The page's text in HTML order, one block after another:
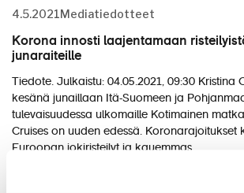
4.5.2021Mediatiedotteet
Korona innosti laajentamaan
junaraiteille
Tiedote. Julkaistu: 04.05.2021, 09:30 Kristina
kesänä junaillaan Itä-Suomeen ja
tulevaisuudessa ulkomaille Kotimainen
Cruises on uuden edessä. Koronarajoitukset
Euroopan jokiristeilyt ja kauemmas